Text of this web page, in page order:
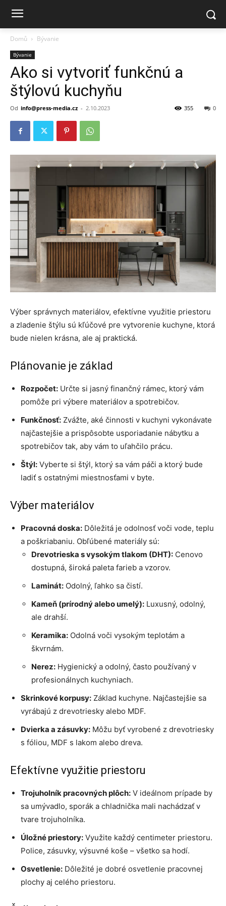
Domů Bývanie
Bývanie
Ako si vytvoriť funkčnú a
štýlovú kuchyňu
Od info@press-media.cz - 2.10.2023 0
355
Výber správnych materiálov, efektívne využitie priestoru
a zladenie štýlu sú kľúčové pre vytvorenie kuchyne, ktorá
bude nielen krásna, ale aj praktická.
Plánovanie je základ
Rozpočet: Určte si jasný finančný rámec, ktorý vám
pomôže pri výbere materiálov a spotrebičov.
Funkčnosť: Zvážte, aké činnosti v kuchyni vykonávate
najčastejšie a prispôsobte usporiadanie nábytku a
spotrebičov tak, aby vám to uľahčilo prácu.
Štýl: Vyberte si štýl, ktorý sa vám páči a ktorý bude
ladiť s ostatnými miestnosťami v byte.
Výber materiálov
Pracovná doska: Dôležitá je odolnosť voči vode, teplu
a poškriabaniu. Obľúbené materiály sú:
Drevotrieska s vysokým tlakom (DHT): Cenovo
dostupná, široká paleta farieb a vzorov.
Laminát: Odolný, ľahko sa čistí.
Kameň (prírodný alebo umelý): Luxusný, odolný,
ale drahší.
Keramika: Odolná voči vysokým teplotám a
škvrnám.
Nerez: Hygienický a odolný, často používaný v
profesionálnych kuchyniach.
Skrinkové korpusy: Základ kuchyne. Najčastejšie sa
vyrábajú z drevotriesky alebo MDF.
Dvierka a zásuvky: Môžu byť vyrobené z drevotriesky
s fóliou, MDF s lakom alebo dreva.
Efektívne využitie priestoru
Trojuholník pracovných plôch: V ideálnom prípade by
sa umývadlo, sporák a chladnička mali nachádzať v
tvare trojuholníka.
Úložné priestory: Využite každý centimeter priestoru.
Police, zásuvky, výsuvné koše – všetko sa hodí.
Osvetlenie: Dôležité je dobré osvetlenie pracovnej
plochy aj celého priestoru.